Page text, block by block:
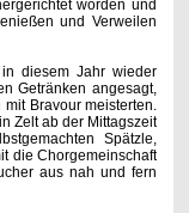
worden und
und Verweilen
diesem Jahr wieder
Getränken angesagt,
Bravour meisterten.
Zelt ab der Mittagszeit
Spätzle,
die Chorgemeinschaft
aus nah und fern